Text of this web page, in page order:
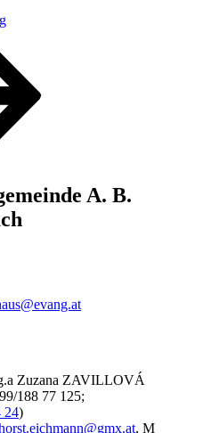
A. B.
Zuzana ZAVILLOVÁ
188 77 125;
24)
, M